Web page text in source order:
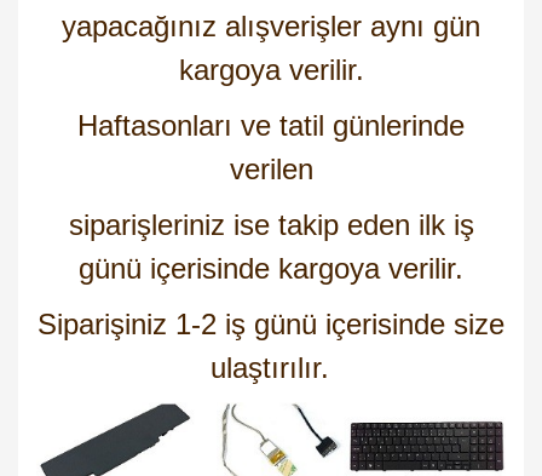
yapacağınız alışverişler aynı gün
kargoya verilir.
Haftasonları ve tatil günlerinde
verilen
siparişleriniz ise takip eden ilk iş
günü içerisinde kargoya verilir.
Siparişiniz 1-2 iş günü içerisinde size
ulaştırılır.